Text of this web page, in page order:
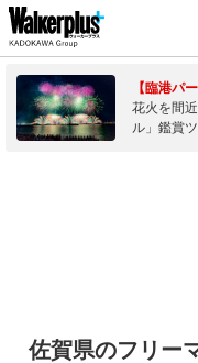
【臨港パ
花火を間
ル」鑑賞
佐賀県のフリー